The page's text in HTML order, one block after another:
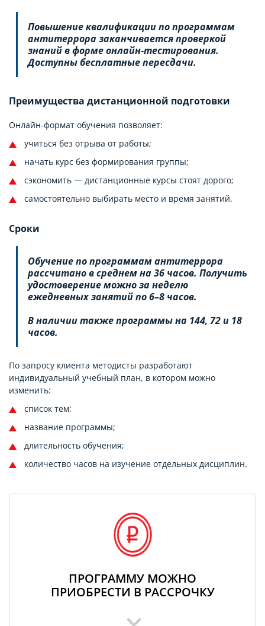
Повышение квалификации по программам
антитеррора заканчивается проверкой
знаний в форме онлайн-тестирования.
Доступны бесплатные пересдачи.
Преимущества дистанционной подготовки
Онлайн-формат обучения позволяет:
учиться без отрыва от работы;
начать курс без формирования группы;
сэкономить 一 дистанционные курсы стоят дорого;
самостоятельно выбирать место и время занятий.
Сроки
Обучение по программам антитеррора
рассчитано в среднем на 36 часов. Получить
удостоверение можно за неделю
ежедневных занятий по 6–8 часов.
В наличии также программы на 144, 72 и 18
часов.
По запросу клиента методисты разработают
индивидуальный учебный план, в котором можно
изменить:
список тем;
название программы;
длительность обучения;
количество часов на изучение отдельных дисциплин.
ПРОГРАММУ МОЖНО
ПРИОБРЕСТИ В РАССРОЧКУ